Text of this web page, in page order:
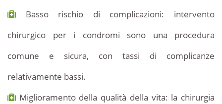
Basso rischio di complicazioni: intervento
chirurgico per i condromi sono una procedura
comune e sicura, con tassi di complicanze
relativamente bassi.
Miglioramento della qualità della vita: la chirurgia